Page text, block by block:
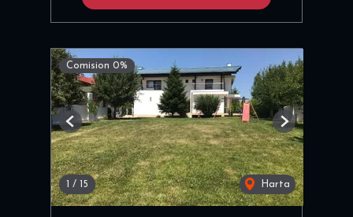
Comision 0%
1 / 15 Harta
Previous Next